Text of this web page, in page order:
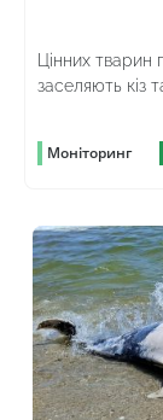
Цінних
заселяють кіз
Моніторинг